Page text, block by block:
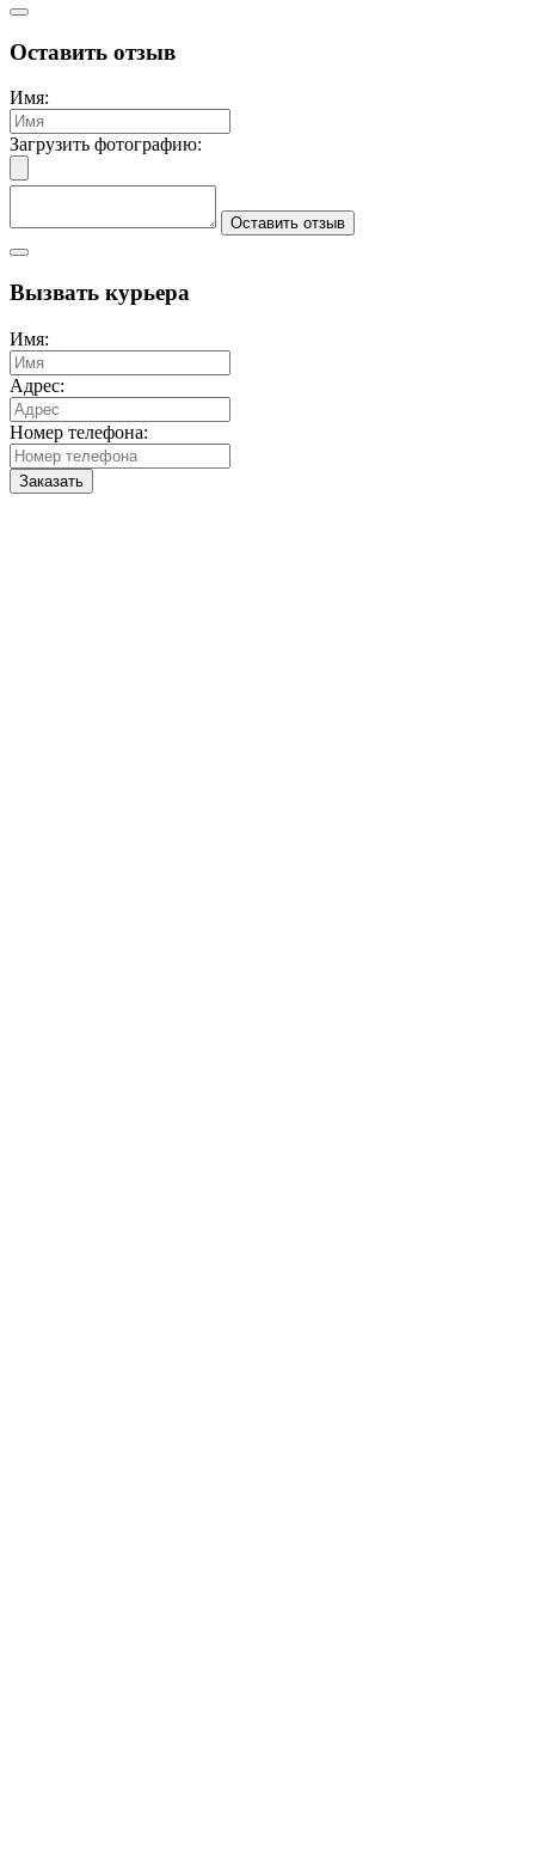
Оставить отзыв
Имя:
Загрузить фотографию:
Оставить отзыв
Вызвать курьера
Имя:
Адрес:
Номер телефона:
Заказать